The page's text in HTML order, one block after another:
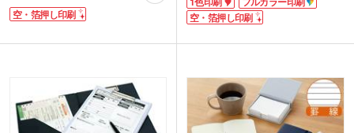
カレンダーの上部には前後3ヶ月、合わ
利なカレンダーです。余計な装飾が入っ
オフィスだけでなく自宅でも使える必需
品に、企業名や店名、電話番号を入れ
て、オリジナルグッズとして使ってもら
いましょう。
空・箔押し印刷
で出し入れをしやすいのもポイント。ユ
ニセックスな色味展開で、渡す相手を選
1色印刷と箔押し、フルカラー印刷に対
ペーンのノベルティにいかがですか。
空・箔押し印刷